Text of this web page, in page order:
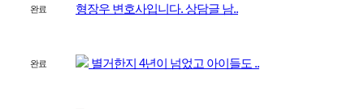
완료 형장우 변호사입니다. 상담글 남..
완료 별거한지 4년이 넘었고 아이들도 ..